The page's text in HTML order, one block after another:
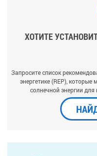
ХОТИТЕ
Запросите список
энергетике (REP),
солнечной энергии